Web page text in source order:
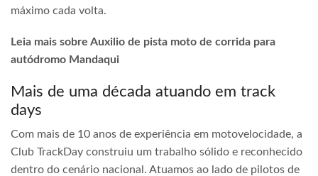
máximo cada volta.
Leia mais sobre Auxilio de pista moto de corrida para
autódromo Mandaqui
Mais de uma década atuando em track
days
Com mais de 10 anos de experiência em motovelocidade, a
Club TrackDay construiu um trabalho sólido e reconhecido
dentro do cenário nacional. Atuamos ao lado de pilotos de